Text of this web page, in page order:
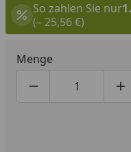
So zahlen Sie nur
(– 25,56 €)
Menge
Produktmenge